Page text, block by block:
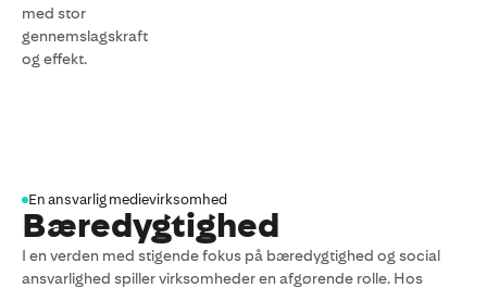
med stor
gennemslagskraft
og effekt.
En ansvarlig medievirksomhed
Bæredygtighed
I en verden med stigende fokus på bæredygtighed og social
ansvarlighed spiller virksomheder en afgørende rolle. Hos